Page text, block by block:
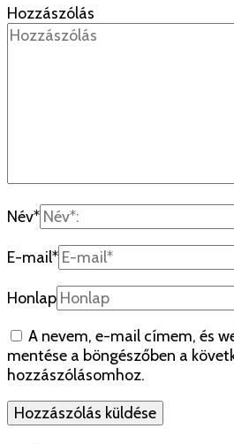
Hozzászólás
Név*
E-mail*
Honlap
A nevem, e-mail címem, és
mentése a böngészőben a
hozzászólásomhoz.